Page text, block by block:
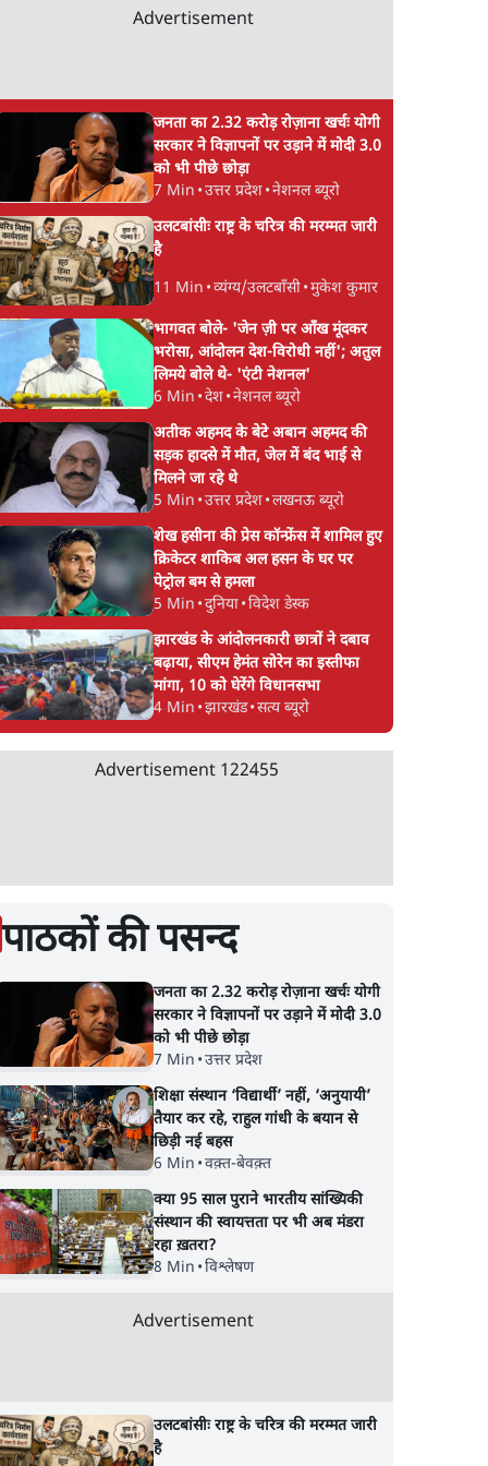
Advertisement
जनता का 2.32 करोड़ रोज़ाना खर्चः योगी
सरकार ने विज्ञापनों पर उड़ाने में मोदी 3.0
को भी पीछे छोड़ा
7 Min •उत्तर प्रदेश•नेशनल ब्यूरो
उलटबांसीः राष्ट्र के चरित्र की मरम्मत जारी
है
11 Min •व्यंग्य/उलटबाँसी•मुकेश कुमार
भागवत बोले- 'जेन ज़ी पर आँख मूंदकर
भरोसा, आंदोलन देश-विरोधी नहीं'; अतुल
लिमये बोले थे- 'एंटी नेशनल'
6 Min •देश•नेशनल ब्यूरो
अतीक अहमद के बेटे अबान अहमद की
सड़क हादसे में मौत, जेल में बंद भाई से
मिलने जा रहे थे
5 Min •उत्तर प्रदेश•लखनऊ ब्यूरो
शेख हसीना की प्रेस कॉन्फ्रेंस में शामिल हुए
क्रिकेटर शाकिब अल हसन के घर पर
पेट्रोल बम से हमला
5 Min •दुनिया•विदेश डेस्क
झारखंड के आंदोलनकारी छात्रों ने दबाव
बढ़ाया, सीएम हेमंत सोरेन का इस्तीफा
मांगा, 10 को घेरेंगे विधानसभा
4 Min •झारखंड•सत्य ब्यूरो
Advertisement 122455
पाठकों की पसन्द
जनता का 2.32 करोड़ रोज़ाना खर्चः योगी
सरकार ने विज्ञापनों पर उड़ाने में मोदी 3.0
को भी पीछे छोड़ा
7 Min •उत्तर प्रदेश
शिक्षा संस्थान ‘विद्यार्थी’ नहीं, ‘अनुयायी’
तैयार कर रहे, राहुल गांधी के बयान से
छिड़ी नई बहस
6 Min •वक़्त-बेवक़्त
क्या 95 साल पुराने भारतीय सांख्यिकी
संस्थान की स्वायत्तता पर भी अब मंडरा
रहा ख़तरा?
8 Min •विश्लेषण
Advertisement
उलटबांसीः राष्ट्र के चरित्र की मरम्मत जारी
है